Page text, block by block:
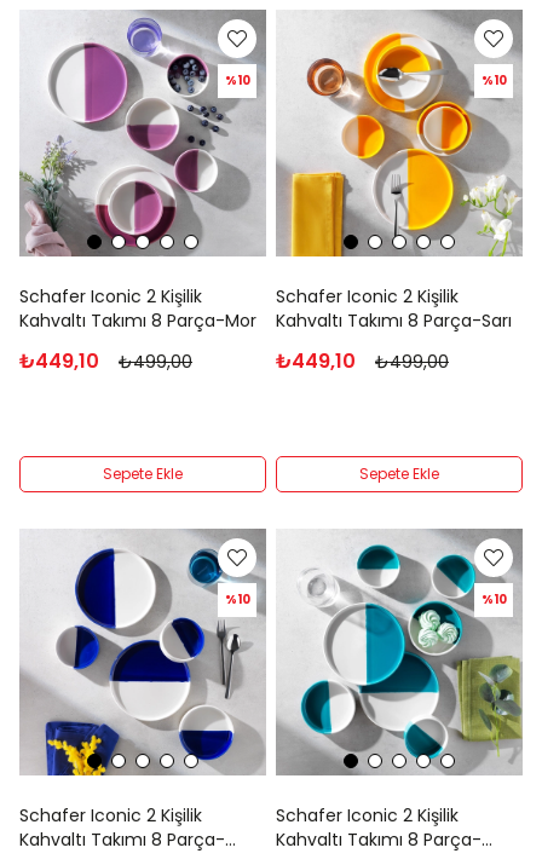
Schafer Iconic 2 Kişilik
Kahvaltı Takımı 8 Parça-Mor
₺449,10 ₺499,00
%10
Sepete Ekle
Schafer Iconic 2 Kişilik
Kahvaltı Takımı 8 Parça-Sarı
₺449,10 ₺499,00
%10
Sepete Ekle
Schafer Iconic 2 Kişilik
Kahvaltı Takımı 8 Parça-
%10
Schafer Iconic 2 Kişilik
Kahvaltı Takımı 8 Parça-
%10